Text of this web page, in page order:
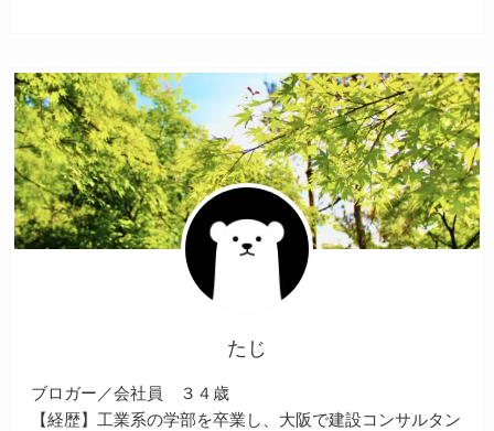
たじ
ブロガー／会社員 ３４歳
【経歴】工業系の学部を卒業し、大阪で建設コンサルタン